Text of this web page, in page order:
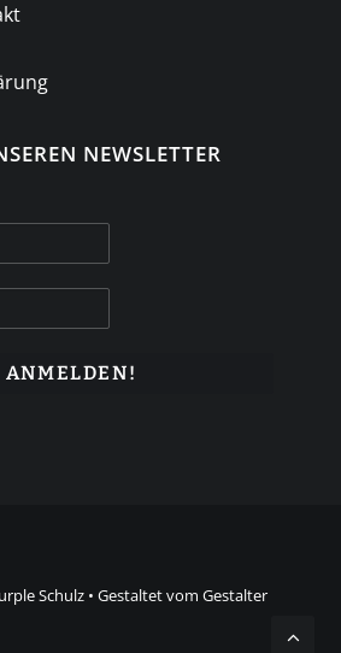
NEWSLETTER
Schulz • Gestaltet vom Gestalter